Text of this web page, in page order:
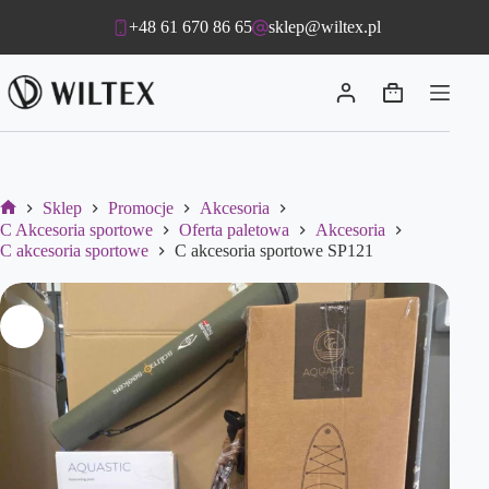
+48 61 670 86 65 sklep@wiltex.pl
Koszyk
Strona
główna
Sklep Promocje
Akcesoria
C Akcesoria sportowe
Oferta paletowa
Akcesoria
C akcesoria sportowe
C akcesoria sportowe SP121